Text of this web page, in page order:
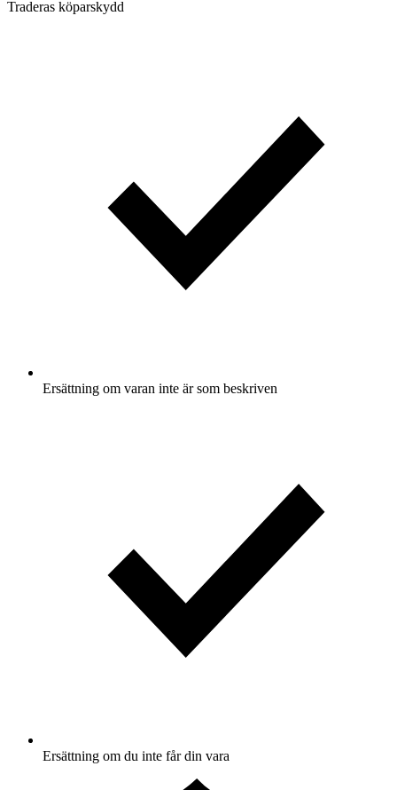
Traderas köparskydd
Ersättning om varan inte är som beskriven
Ersättning om du inte får din vara